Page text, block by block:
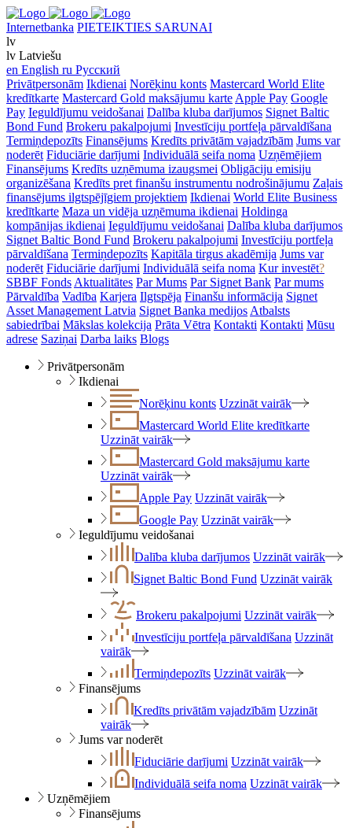
Internetbanka PIETEIKTIES SARUNAI
lv
lv Latviešu
en English ru Русский
Privātpersonām Ikdienai Norēķinu konts Mastercard World Elite
kredītkarte Mastercard Gold maksājumu karte Apple Pay Google
Pay Ieguldījumu veidošanai Dalība kluba darījumos Signet Baltic
Bond Fund Brokeru pakalpojumi Investīciju portfeļa pārvaldīšana
Termiņdepozīts Finansējums Kredīts privātām vajadzībām Jums var
noderēt Fiduciārie darījumi Individuālā seifa noma Uzņēmējiem
Finansējums Kredīts uzņēmuma izaugsmei Obligāciju emisiju
organizēšana Kredīts pret finanšu instrumentu nodrošinājumu Zaļais
finansējums ilgtspējīgiem projektiem Ikdienai World Elite Business
kredītkarte Maza un vidēja uzņēmuma ikdienai Holdinga
kompānijas ikdienai Ieguldījumu veidošanai Dalība kluba darījumos
Signet Baltic Bond Fund Brokeru pakalpojumi Investīciju portfeļa
pārvaldīšana Termiņdepozīts Kapitāla tirgus akadēmija Jums var
noderēt Fiduciārie darījumi Individuālā seifa noma Kur investēt?
SBBF Fonds Aktualitātes Par Mums Par Signet Bank Par mums
Pārvaldība Vadība Karjera Ilgtspēja Finanšu informācija Signet
Asset Management Latvia Signet Banka medijos Atbalsts
sabiedrībai Mākslas kolekcija Prāta Vētra Kontakti Kontakti Mūsu
adrese Saziņai Darba laiks Blogs
Privātpersonām
Ikdienai
Norēķinu konts Uzzināt vairāk
Mastercard World Elite kredītkarte
Uzzināt vairāk
Mastercard Gold maksājumu karte
Uzzināt vairāk
Apple Pay Uzzināt vairāk
Google Pay Uzzināt vairāk
Ieguldījumu veidošanai
Dalība kluba darījumos Uzzināt vairāk
Signet Baltic Bond Fund Uzzināt vairāk
Brokeru pakalpojumi Uzzināt vairāk
Investīciju portfeļa pārvaldīšana Uzzināt
vairāk
Termiņdepozīts Uzzināt vairāk
Finansējums
Kredīts privātām vajadzībām Uzzināt
vairāk
Jums var noderēt
Fiduciārie darījumi Uzzināt vairāk
Individuālā seifa noma Uzzināt vairāk
Uzņēmējiem
Finansējums